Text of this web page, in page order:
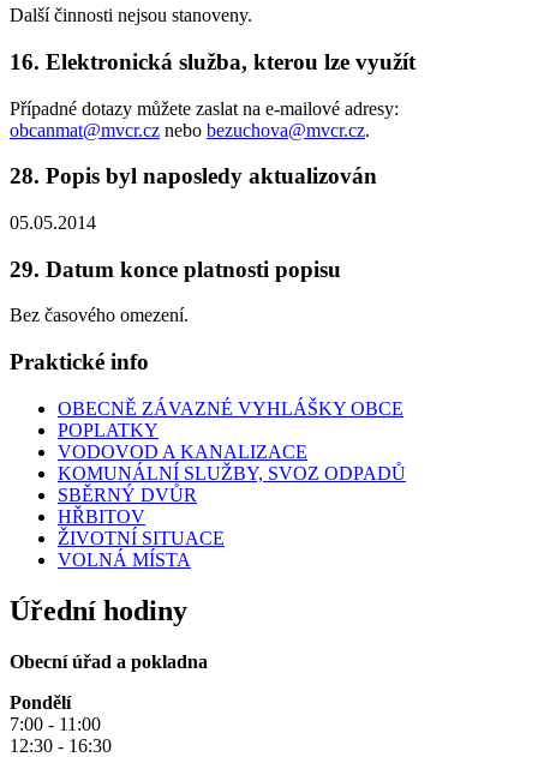
Další činnosti nejsou stanoveny.
16. Elektronická služba, kterou lze využít
Případné dotazy můžete zaslat na e-mailové adresy:
obcanmat@mvcr.cz nebo bezuchova@mvcr.cz.
28. Popis byl naposledy aktualizován
05.05.2014
29. Datum konce platnosti popisu
Bez časového omezení.
Praktické info
OBECNĚ ZÁVAZNÉ VYHLÁŠKY OBCE
POPLATKY
VODOVOD A KANALIZACE
KOMUNÁLNÍ SLUŽBY, SVOZ ODPADŮ
SBĚRNÝ DVŮR
HŘBITOV
ŽIVOTNÍ SITUACE
VOLNÁ MÍSTA
Úřední hodiny
Obecní úřad a pokladna
Pondělí
7:00 - 11:00
12:30 - 16:30